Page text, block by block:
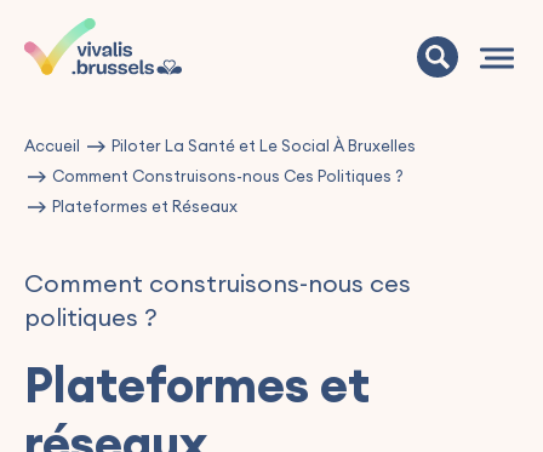
Accueil
Piloter La Santé et Le Social À Bruxelles
Comment Construisons-nous Ces Politiques ?
Plateformes et Réseaux
Comment construisons-nous ces
politiques ?
Plateformes et